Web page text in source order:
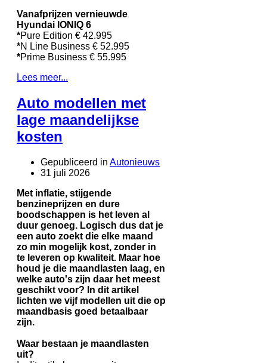
Vanafprijzen vernieuwde
Hyundai IONIQ 6
*Pure Edition € 42.995
*N Line Business € 52.995
*Prime Business € 55.995
Lees meer...
Auto modellen met
lage maandelijkse
kosten
Gepubliceerd in Autonieuws
31 juli 2026
Met inflatie, stijgende
benzineprijzen en dure
boodschappen is het leven al
duur genoeg. Logisch dus dat je
een auto zoekt die elke maand
zo min mogelijk kost, zonder in
te leveren op kwaliteit. Maar hoe
houd je die maandlasten laag, en
welke auto's zijn daar het meest
geschikt voor? In dit artikel
lichten we vijf modellen uit die op
maandbasis goed betaalbaar
zijn.
Waar bestaan je maandlasten
uit?